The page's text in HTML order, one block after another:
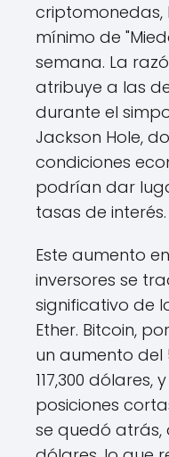
mínimo de
semana. La
atribuye a las
durante el
Jackson Hole,
condiciones
podrían dar
tasas de interés.
Este aumento
inversores se
significativo de
Ether. Bitcoin,
un aumento del
117,300
posiciones
se quedó atrás,